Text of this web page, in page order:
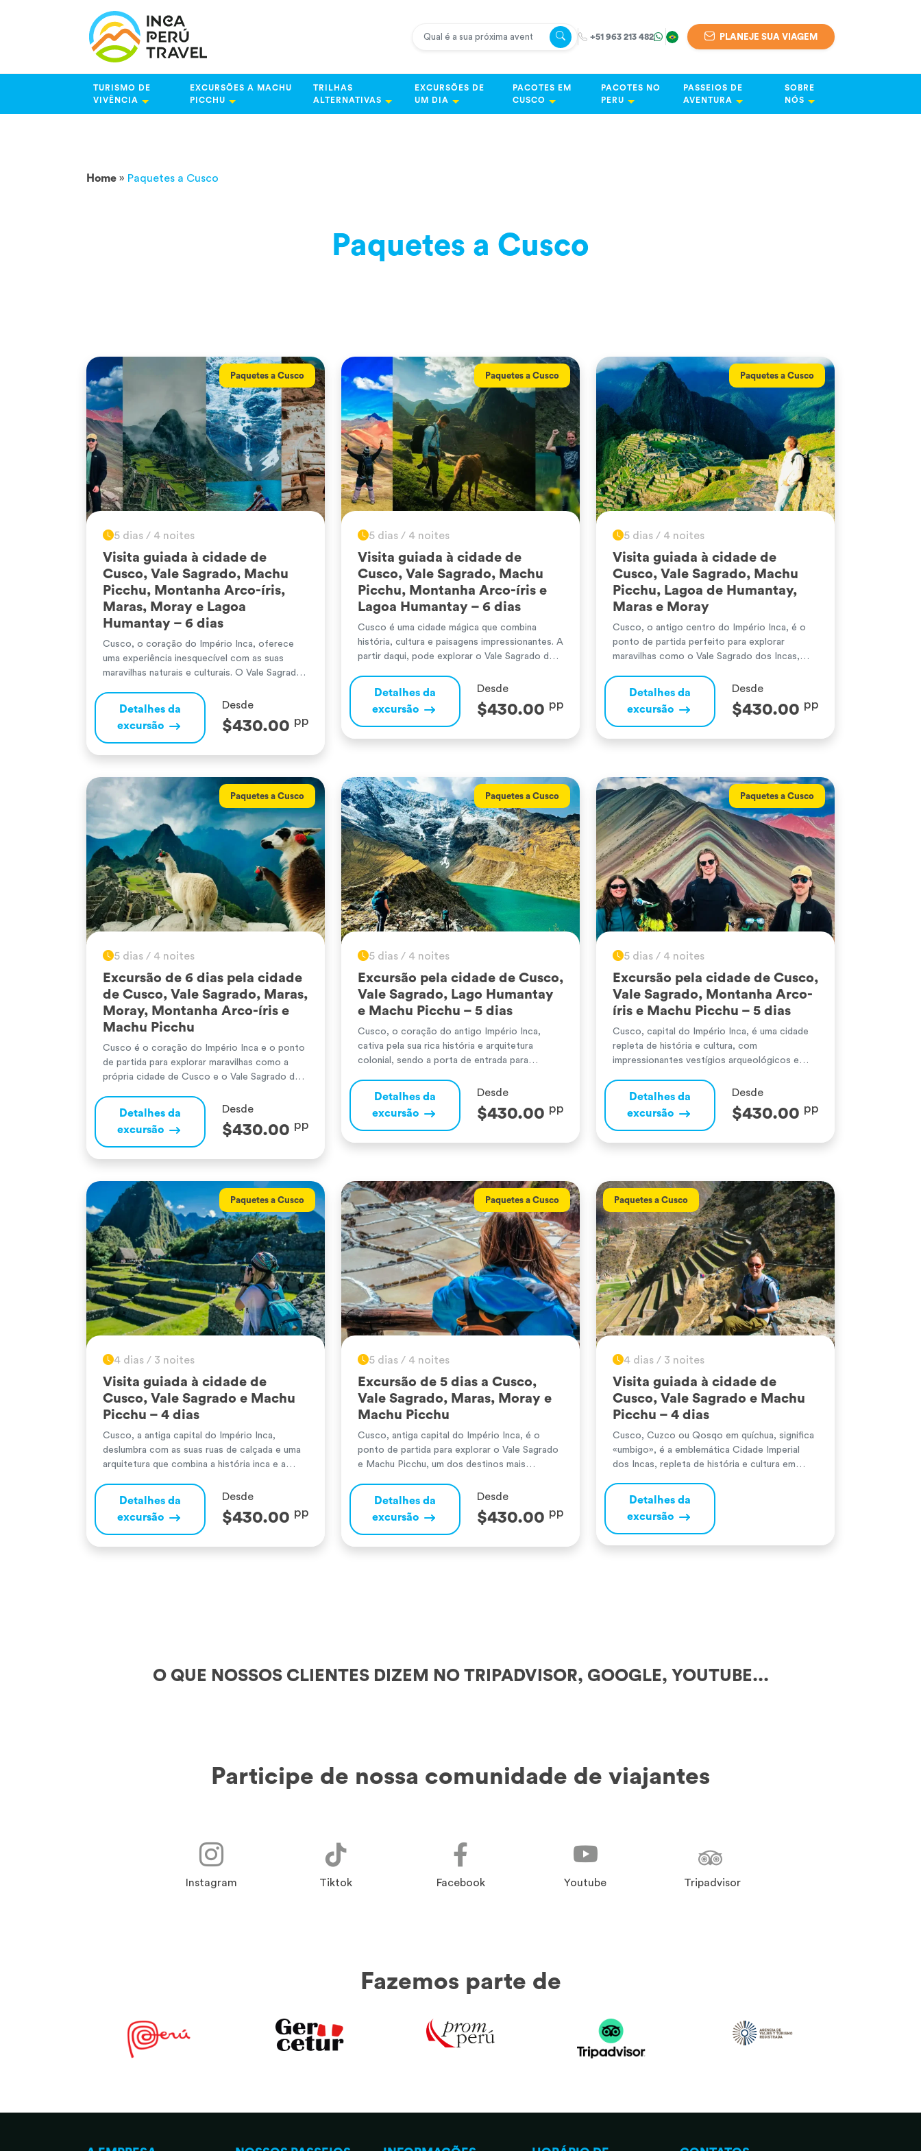
+51 963 213 482 PLANEJE SUA VIAGEM
TURISMO DE
VIVÊNCIA
EXCURSÕES A MACHU
PICCHU
TRILHAS
ALTERNATIVAS
EXCURSÕES DE
UM DIA
PACOTES EM
CUSCO
PACOTES NO
PERU
PASSEIOS DE
AVENTURA
SOBRE
NÓS
Home » Paquetes a Cusco
Paquetes a Cusco
Paquetes a Cusco
5 dias / 4 noites
Visita guiada à cidade de
Cusco, Vale Sagrado, Machu
Picchu, Montanha Arco-íris,
Maras, Moray e Lagoa
Humantay – 6 dias
Cusco, o coração do Império Inca, oferece
uma experiência inesquecível com as suas
maravilhas naturais e culturais. O Vale Sagrado
arqueológicos e paisagens andinas. Machu
Picchu, a famosa cidadela inca, encanta com o
seu misticismo e vistas de tirar o fôlego,
sendo uma das Sete Maravilhas do Mundo. A
Detalhes da
excursão
Desde
$430.00 pp
Paquetes a Cusco
5 dias / 4 noites
Visita guiada à cidade de
Cusco, Vale Sagrado, Machu
Picchu, Montanha Arco-íris e
Lagoa Humantay – 6 dias
Cusco é uma cidade mágica que combina
história, cultura e paisagens impressionantes. A
partir daqui, pode explorar o Vale Sagrado dos
agrícolas ancestrais e sítios arqueológicos
como Pisac e Ollantaytambo. Machu Picchu,
uma maravilha do mundo, surpreende pela sua
perfeição arquitetónica e ligação com a
Detalhes da
excursão
Desde
$430.00 pp
Paquetes a Cusco
5 dias / 4 noites
Visita guiada à cidade de
Cusco, Vale Sagrado, Machu
Picchu, Lagoa de Humantay,
Maras e Moray
Cusco, o antigo centro do Império Inca, é o
ponto de partida perfeito para explorar
maravilhas como o Vale Sagrado dos Incas,
únicas, com aldeias tradicionais andinas e os
impressionantes sítios arqueológicos de Pisac
e Ollantaytambo. Machu Picchu, uma das
Novas Sete Maravilhas do Mundo, revela a
Detalhes da
excursão
Desde
$430.00 pp
Paquetes a Cusco
5 dias / 4 noites
Excursão de 6 dias pela cidade
de Cusco, Vale Sagrado, Maras,
Moray, Montanha Arco-íris e
Machu Picchu
Cusco é o coração do Império Inca e o ponto
de partida para explorar maravilhas como a
própria cidade de Cusco e o Vale Sagrado dos
agrícolas, socalcos e aldeias tradicionais como
Pisac e Ollantaytambo. A partir daí, a viagem
prossegue até à mágica cidadela de Machu
Picchu, uma […]
Detalhes da
excursão
Desde
$430.00 pp
Paquetes a Cusco
5 dias / 4 noites
Excursão pela cidade de Cusco,
Vale Sagrado, Lago Humantay
e Machu Picchu – 5 dias
Cusco, o coração do antigo Império Inca,
cativa pela sua rica história e arquitetura
colonial, sendo a porta de entrada para
dos Incas, rodeado por terras férteis e
montanhas majestosas, alberga aldeias
pitorescas como Pisac e Ollantaytambo,
repletas de ruínas e tradições vivas. Machu
Detalhes da
excursão
Desde
$430.00 pp
Paquetes a Cusco
5 dias / 4 noites
Excursão pela cidade de Cusco,
Vale Sagrado, Montanha Arco-
íris e Machu Picchu – 5 dias
Cusco, capital do Império Inca, é uma cidade
repleta de história e cultura, com
impressionantes vestígios arqueológicos e
aceder ao Vale Sagrado dos Incas, um vale
fértil rodeado por paisagens majestosas e
aldeias tradicionais como Pisac e
Ollantaytambo, onde se encontram terraços
Detalhes da
excursão
Desde
$430.00 pp
Paquetes a Cusco
4 dias / 3 noites
Visita guiada à cidade de
Cusco, Vale Sagrado e Machu
Picchu – 4 dias
Cusco, a antiga capital do Império Inca,
deslumbra com as suas ruas de calçada e uma
arquitetura que combina a história inca e a
Incas, descubra paisagens impressionantes e
sítios arqueológicos como Pisac,
Ollantaytambo e Moray, onde ainda se
preservam técnicas agrícolas ancestrais, bem
Detalhes da
excursão
Desde
$430.00 pp
Paquetes a Cusco
5 dias / 4 noites
Excursão de 5 dias a Cusco,
Vale Sagrado, Maras, Moray e
Machu Picchu
Cusco, antiga capital do Império Inca, é o
ponto de partida para explorar o Vale Sagrado
e Machu Picchu, um dos destinos mais
visitas ao Vale Sagrado dos Incas, que alberga
paisagens de tirar o fôlego e sítios
arqueológicos como Pisac e Ollantaytambo.
Machu Picchu, a cidadela perdida dos […]
Detalhes da
excursão
Desde
$430.00 pp
Paquetes a Cusco
4 dias / 3 noites
Visita guiada à cidade de
Cusco, Vale Sagrado e Machu
Picchu – 4 dias
Cusco, Cuzco ou Qosqo em quíchua, significa
«umbigo», é a emblemática Cidade Imperial
dos Incas, repleta de história e cultura em
coloniais. A pouca distância encontra-se o
férteis e paisagens cativantes, com sítios
arqueológicos como Pisac e Ollantaytambo
Detalhes da
excursão
O QUE NOSSOS CLIENTES DIZEM NO TRIPADVISOR, GOOGLE, YOUTUBE...
Participe de nossa comunidade de viajantes
Instagram Tiktok Facebook Youtube Tripadvisor
Fazemos parte de